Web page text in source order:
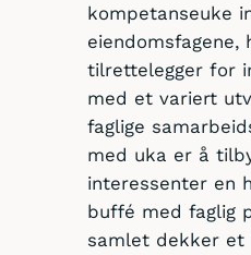
kompetanseuke
eiendomsfagene,
tilrettelegger for
med et variert
faglige
med uka er å
interessenter en
buffé med faglig
samlet dekker